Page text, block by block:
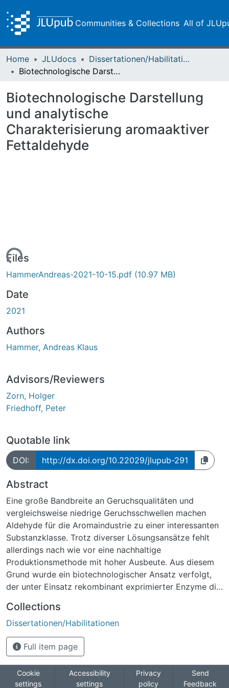
Communities & Collections All of
Home JLUdocs
Dissertationen/Habilitationen
Biotechnologische Darstellung und analytische Charakterisierung aromaaktiver Fettaldehyde
Biotechnologische Darstellung
und analytische
Charakterisierung aromaaktiver
Fettaldehyde
Files
HammerAndreas-2021-10-15.pdf (10.97 MB)
Date
2021
Authors
Hammer, Andreas Klaus
Advisors/Reviewers
Zorn, Holger
Friedhoff, Peter
Quotable link
DOI: http://dx.doi.org/10.22029/jlupub-291
Abstract
Eine große Bandbreite an Geruchsqualitäten und
vergleichsweise niedrige Geruchsschwellen machen
Aldehyde für die Aromaindustrie zu einer interessanten
Substanzklasse. Trotz diverser Lösungsansätze fehlt
allerdings nach wie vor eine nachhaltige
Produktionsmethode mit hoher Ausbeute. Aus diesem
Grund wurde ein biotechnologischer Ansatz verfolgt,
der unter Einsatz rekombinant exprimierter Enzyme die
erlaubt. Letztere stellen dabei eine nachhaltige Quelle
für selten vorkommende Fettsäuren dar.
Dazu wurden zunächst ca. 40 verschiedene Pilz-
vielversprechender Fettsäuren untersucht. Die Pilze
wurden in Schüttelkolben kultiviert und die neutralen
Collections
Dissertationen/Habilitationen
Full item page
Cookie
settings
Accessibility
settings
Privacy
policy
Send
Feedback